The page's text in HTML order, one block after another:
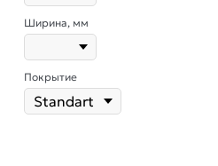
Ширина, мм
Покрытие